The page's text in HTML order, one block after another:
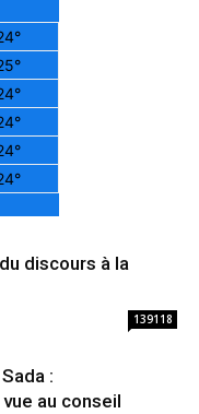
discours à la
139118
:
au conseil